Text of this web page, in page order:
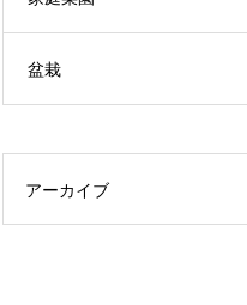
盆栽
アーカイブ